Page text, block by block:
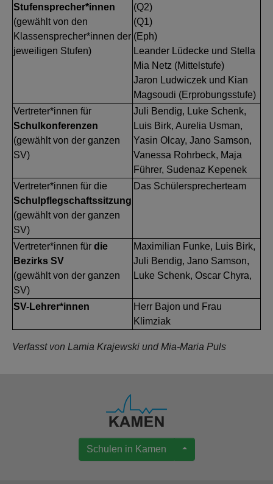
Stufensprecher*innen
(gewählt von den
Klassensprecher*innen der
jeweiligen Stufen)
(Q2)
(Q1)
(Eph)
Leander Lüdecke und Stella
Mia Netz (Mittelstufe)
Jaron Ludwiczek und Kian
Magsoudi (Erprobungsstufe)
Vertreter*innen für
Schulkonferenzen
(gewählt von der ganzen
SV)
Juli Bendig, Luke Schenk,
Luis Birk, Aurelia Usman,
Yasin Olcay, Jano Samson,
Vanessa Rohrbeck, Maja
Führer, Sudenaz Kepenek
Vertreter*innen für die
Schulpflegschaftssitzung
(gewählt von der ganzen
SV)
Das Schülersprecherteam
Vertreter*innen für die
Bezirks SV
(gewählt von der ganzen
SV)
Maximilian Funke, Luis Birk,
Juli Bendig, Jano Samson,
Luke Schenk, Oscar Chyra,
SV-Lehrer*innen
Herr Bajon und Frau
Klimziak
Verfasst von Lamia Krajewski und Mia-Maria Puls
Schulen in Kamen